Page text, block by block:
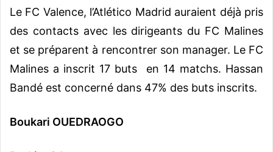
Le FC Valence, l’Atlético Madrid auraient déjà pris
des contacts avec les dirigeants du FC Malines
et se préparent à rencontrer son manager. Le FC
Malines a inscrit 17 buts en 14 matchs. Hassan
Bandé est concerné dans 47% des buts inscrits.
Boukari OUEDRAOGO